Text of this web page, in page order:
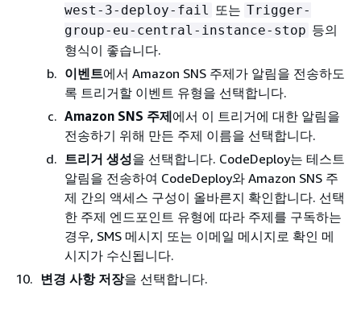
west-3-deploy-fail
또는 Trigger-
group-eu-central-instance-stop 등의
형식이 좋습니다.
이벤트에서 Amazon SNS 주제가 알림을 전송하도
록 트리거할 이벤트 유형을 선택합니다.
Amazon SNS 주제에서 이 트리거에 대한 알림을
전송하기 위해 만든 주제 이름을 선택합니다.
트리거 생성을 선택합니다. CodeDeploy는 테스트
알림을 전송하여 CodeDeploy와 Amazon SNS 주
제 간의 액세스 구성이 올바른지 확인합니다. 선택
한 주제 엔드포인트 유형에 따라 주제를 구독하는
경우, SMS 메시지 또는 이메일 메시지로 확인 메
시지가 수신됩니다.
변경 사항 저장을 선택합니다.